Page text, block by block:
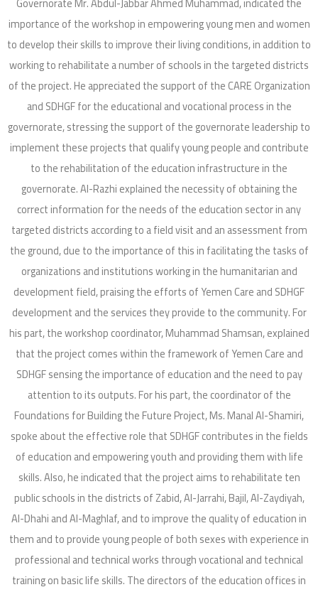
importance of the workshop in empowering young men and women
to develop their skills to improve their living conditions, in addition to
working to rehabilitate a number of schools in the targeted districts
of the project. He appreciated the support of the CARE Organization
and SDHGF for the educational and vocational process in the
governorate, stressing the support of the governorate leadership to
implement these projects that qualify young people and contribute
to the rehabilitation of the education infrastructure in the
governorate. Al-Razhi explained the necessity of obtaining the
correct information for the needs of the education sector in any
targeted districts according to a field visit and an assessment from
the ground, due to the importance of this in facilitating the tasks of
organizations and institutions working in the humanitarian and
development field, praising the efforts of Yemen Care and SDHGF
development and the services they provide to the community. For
his part, the workshop coordinator, Muhammad Shamsan, explained
that the project comes within the framework of Yemen Care and
SDHGF sensing the importance of education and the need to pay
attention to its outputs. For his part, the coordinator of the
Foundations for Building the Future Project, Ms. Manal Al-Shamiri,
spoke about the effective role that SDHGF contributes in the fields
of education and empowering youth and providing them with life
skills. Also, he indicated that the project aims to rehabilitate ten
public schools in the districts of Zabid, Al-Jarrahi, Bajil, Al-Zaydiyah,
Al-Dhahi and Al-Maghlaf, and to improve the quality of education in
them and to provide young people of both sexes with experience in
professional and technical works through vocational and technical
training on basic life skills. The directors of the education offices in